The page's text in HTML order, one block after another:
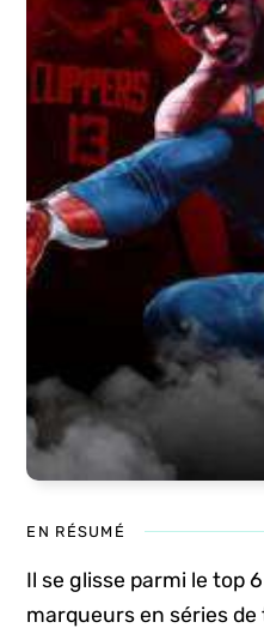
EN RÉSUMÉ
Il se glisse parmi le top
marqueurs en séries de